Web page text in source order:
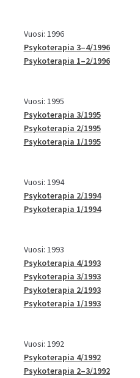
Vuosi: 1996
Psykoterapia 3–4/1996
Psykoterapia 1–2/1996
Vuosi: 1995
Psykoterapia 3/1995
Psykoterapia 2/1995
Psykoterapia 1/1995
Vuosi: 1994
Psykoterapia 2/1994
Psykoterapia 1/1994
Vuosi: 1993
Psykoterapia 4/1993
Psykoterapia 3/1993
Psykoterapia 2/1993
Psykoterapia 1/1993
Vuosi: 1992
Psykoterapia 4/1992
Psykoterapia 2–3/1992